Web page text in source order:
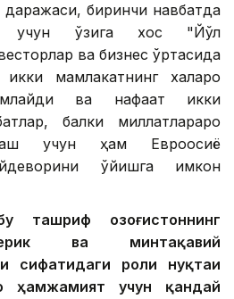
даражаси, биринчи навбатда
учун ўзига хос "Йўл
ва бизнес ўртасида
мамлакатнинг халқаро
ва нафақат икки
балки миллатлараро
учун ҳам Евроосиё
қўйишга имкон
ташриф Қозоғистоннинг
ва минтақавий
сифатидаги роли нуқтаи
ҳамжамият учун қандай